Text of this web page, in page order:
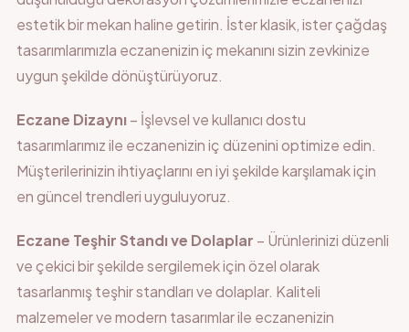
estetik bir mekan haline getirin. İster klasik, ister çağdaş
tasarımlarımızla eczanenizin iç mekanını sizin zevkinize
uygun şekilde dönüştürüyoruz.
Eczane Dizaynı – İşlevsel ve kullanıcı dostu
tasarımlarımız ile eczanenizin iç düzenini optimize edin.
Müşterilerinizin ihtiyaçlarını en iyi şekilde karşılamak için
en güncel trendleri uyguluyoruz.
Eczane Teşhir Standı ve Dolaplar – Ürünlerinizi düzenli
ve çekici bir şekilde sergilemek için özel olarak
tasarlanmış teşhir standları ve dolaplar. Kaliteli
malzemeler ve modern tasarımlar ile eczanenizin